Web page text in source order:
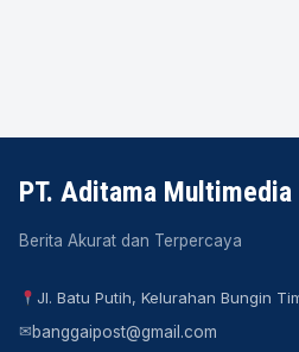
PT. Aditama Multimedia
Berita Akurat dan Terpercaya
Jl. Batu Putih, Kelurahan Bungin
✉banggaipost@gmail.com